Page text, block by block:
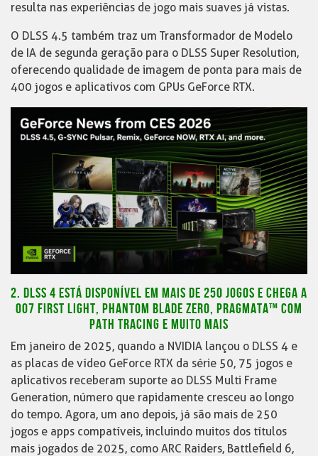
resulta nas experiências de jogo mais suaves já vistas.
O DLSS 4.5 também traz um Transformador de Modelo
de IA de segunda geração para o DLSS Super Resolution,
oferecendo qualidade de imagem de ponta para mais de
400 jogos e aplicativos com GPUs GeForce RTX.
2. DLSS 4 ESTÁ DISPONÍVEL EM MAIS DE 250 JOGOS E CHEGA A
007 FIRST LIGHT, PHANTOM BLADE ZERO, PRAGMATA™ COM
PATH TRACING E MUITO MAIS
Em janeiro de 2025, quando a NVIDIA lançou o DLSS 4 e
as placas de vídeo GeForce RTX da série 50, 75 jogos e
aplicativos receberam suporte ao DLSS Multi Frame
Generation, número que rapidamente cresceu ao longo
do tempo. Agora, um ano depois, já são mais de 250
jogos e apps compatíveis, incluindo muitos dos títulos
mais jogados de 2025, como ARC Raiders, Battlefield 6,